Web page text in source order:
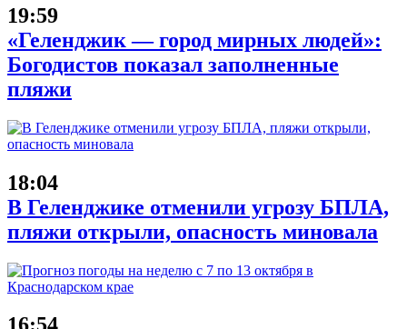
19:59
«Геленджик — город мирных людей»:
Богодистов показал заполненные
пляжи
18:04
В Геленджике отменили угрозу БПЛА,
пляжи открыли, опасность миновала